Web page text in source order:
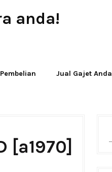
anda!
Jual Gajet Anda
[a1970]